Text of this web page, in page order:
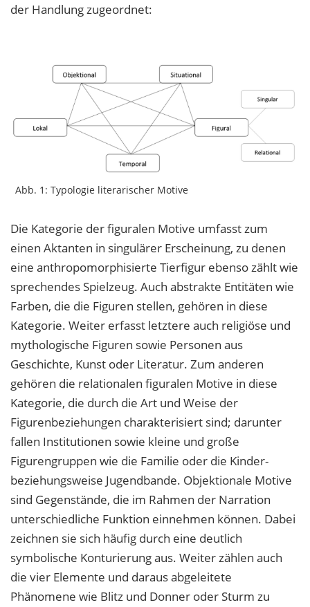
der Handlung zugeordnet:
Abb. 1: Typologie literarischer Motive
Die Kategorie der figuralen Motive umfasst zum
einen Aktanten in singulärer Erscheinung, zu denen
eine anthropomorphisierte Tierfigur ebenso zählt wie
sprechendes Spielzeug. Auch abstrakte Entitäten wie
Farben, die die Figuren stellen, gehören in diese
Kategorie. Weiter erfasst letztere auch religiöse und
mythologische Figuren sowie Personen aus
Geschichte, Kunst oder Literatur. Zum anderen
gehören die relationalen figuralen Motive in diese
Kategorie, die durch die Art und Weise der
Figurenbeziehungen charakterisiert sind; darunter
fallen Institutionen sowie kleine und große
Figurengruppen wie die Familie oder die Kinder-
beziehungsweise Jugendbande. Objektionale Motive
sind Gegenstände, die im Rahmen der Narration
unterschiedliche Funktion einnehmen können. Dabei
zeichnen sie sich häufig durch eine deutlich
symbolische Konturierung aus. Weiter zählen auch
die vier Elemente und daraus abgeleitete
Phänomene wie Blitz und Donner oder Sturm zu